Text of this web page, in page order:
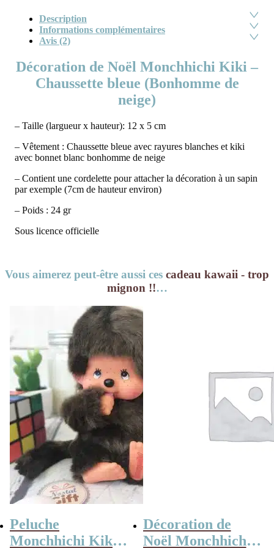
Description
Informations complémentaires
Avis (2)
Décoration de Noël Monchhichi Kiki –
Chaussette bleue (Bonhomme de
neige)
– Taille (largueur x hauteur): 12 x 5 cm
– Vêtement : Chaussette bleue avec rayures blanches et kiki
avec bonnet blanc bonhomme de neige
– Contient une cordelette pour attacher la décoration à un sapin
par exemple (7cm de hauteur environ)
– Poids : 24 gr
Sous licence officielle
Vous aimerez peut-être aussi ces cadeau kawaii - trop
mignon !!…
Peluche
Monchhichi Kiki
Décoration de
Noël Monchhichi